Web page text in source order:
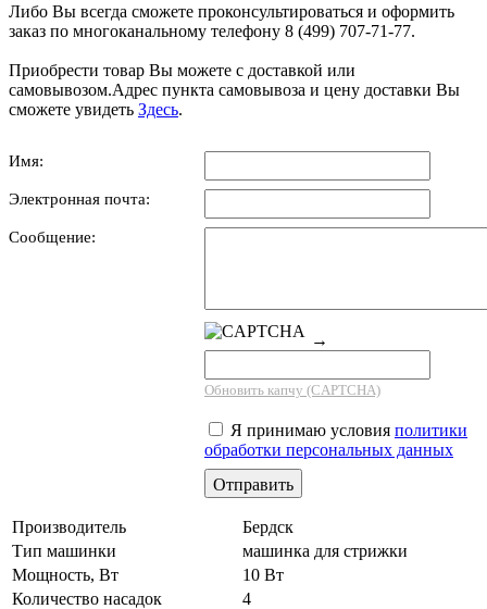
Либо Вы всегда сможете проконсультироваться и оформить
заказ по многоканальному телефону 8 (499) 707-71-77.
Приобрести товар Вы можете с доставкой или
самовывозом.Адрес пункта самовывоза и цену доставки Вы
сможете увидеть Здесь.
Имя:
Электронная почта:
Сообщение:
→
Обновить капчу (CAPTCHA)
Я принимаю условия политики
обработки персональных данных
Производитель
Бердск
Тип машинки
машинка для стрижки
Мощность, Вт
10 Вт
Количество насадок
4